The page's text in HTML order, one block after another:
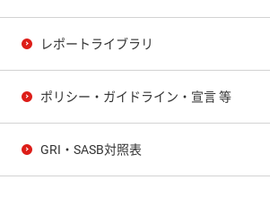
レポートライブラリ
ポリシー・ガイドライン・宣言 等
GRI・SASB対照表